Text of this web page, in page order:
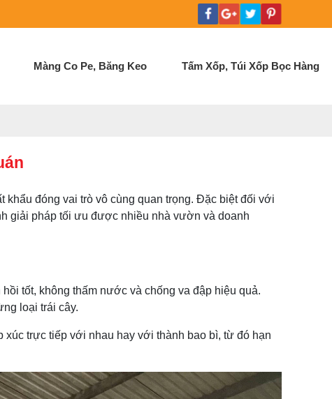
Màng Co Pe, Băng Keo Tấm Xốp, Túi Xốp Bọc Hàng
khẩu đóng vai trò vô cùng quan trọng. Đặc biệt đối với
giải pháp tối ưu được nhiều nhà vườn và doanh
tốt, không thấm nước và chống va đập hiệu quả.
loại trái cây.
trực tiếp với nhau hay với thành bao bì, từ đó hạn